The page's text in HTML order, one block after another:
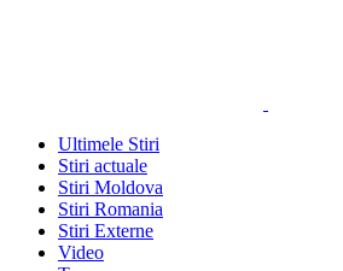
Ultimele Stiri
Stiri actuale
Stiri Moldova
Stiri Romania
Stiri Externe
Video